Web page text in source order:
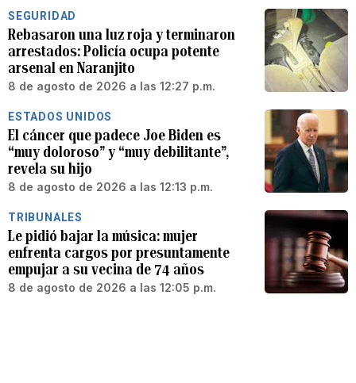
SEGURIDAD
Rebasaron una luz roja y terminaron
arrestados: Policía ocupa potente
arsenal en Naranjito
8 de agosto de 2026 a las 12:27 p.m.
ESTADOS UNIDOS
El cáncer que padece Joe Biden es
“muy doloroso” y “muy debilitante”,
revela su hijo
8 de agosto de 2026 a las 12:13 p.m.
TRIBUNALES
Le pidió bajar la música: mujer
enfrenta cargos por presuntamente
empujar a su vecina de 74 años
8 de agosto de 2026 a las 12:05 p.m.